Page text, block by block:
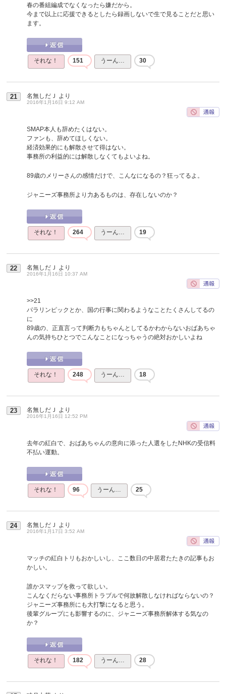
春の番組編成でなくなったら嫌だから。
今まで以上に応援できるとしたら録画しないで生で見ることだと思い
ます。
それな！ 151 うーん… 30
21 名無しだＪ より
2016年1月16日 9:12 AM
SMAP本人も辞めたくはない。
ファンも、辞めてほしくない。
経済効果的にも解散させて得はない。
事務所の利益的には解散しなくてもよいよね。
89歳のメリーさんの感情だけで、こんなになるの？狂ってるよ。
ジャニーズ事務所より力あるものは、存在しないのか？
それな！ 264 うーん… 19
22 名無しだＪ より
2016年1月16日 10:37 AM
>>21
パラリンピックとか、国の行事に関わるようなことたくさんしてるの
に
89歳の、正直言って判断力もちゃんとしてるかわからないおばあちゃ
んの気持ちひとつでこんなことになっちゃうの絶対おかしいよね
それな！ 248 うーん… 18
23 名無しだＪ より
2016年1月16日 12:52 PM
去年の紅白で、おばあちゃんの意向に添った人選をしたNHKの受信料
不払い運動。
それな！ 96 うーん… 25
24 名無しだＪ より
2016年1月17日 3:52 AM
マッチの紅白トリもおかしいし、ここ数日の中居君たたきの記事もお
かしい。
誰かスマップを救って欲しい。
こんなくだらない事務所トラブルで何故解散しなければならないの？
ジャニーズ事務所にも大打撃になると思う。
後輩グループにも影響するのに、ジャニーズ事務所解体する気なの
か？
それな！ 182 うーん… 28